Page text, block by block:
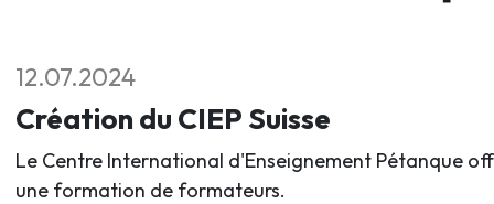
12.07.2024
Création du CIEP Suisse
Le Centre International d'Enseignement Pétanque
une formation de formateurs.